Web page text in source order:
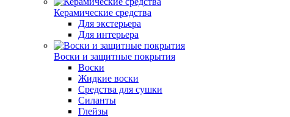
Керамические средства
Для экстерьера
Для интерьера
Воски и защитные покрытия
Воски
Жидкие воски
Средства для сушки
Силанты
Глейзы